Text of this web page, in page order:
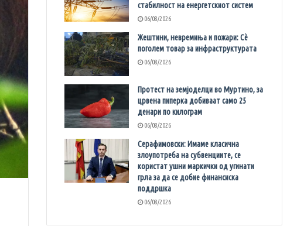
стабилност на енергетскиот систем
06/08/2026
Жештини, невремиња и пожари: Сè
поголем товар за инфраструктурата
06/08/2026
Протест на земјоделци во Муртино, за
црвена пиперка добиваат само 25
денари по килограм
06/08/2026
Серафимовски: Имаме класична
злоупотреба на субвенциите, се
користат ушни маркички од угинати
грла за да се добие финансиска
поддршка
06/08/2026